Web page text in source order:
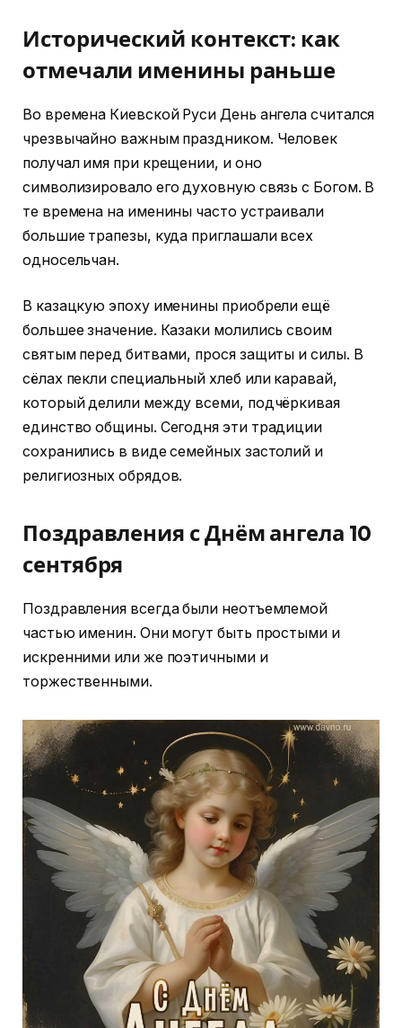
Исторический контекст: как
отмечали именины раньше
Во времена Киевской Руси День ангела считался
чрезвычайно важным праздником. Человек
получал имя при крещении, и оно
символизировало его духовную связь с Богом. В
те времена на именины часто устраивали
большие трапезы, куда приглашали всех
односельчан.
В казацкую эпоху именины приобрели ещё
большее значение. Казаки молились своим
святым перед битвами, прося защиты и силы. В
сёлах пекли специальный хлеб или каравай,
который делили между всеми, подчёркивая
единство общины. Сегодня эти традиции
сохранились в виде семейных застолий и
религиозных обрядов.
Поздравления с Днём ангела 10
сентября
Поздравления всегда были неотъемлемой
частью именин. Они могут быть простыми и
искренними или же поэтичными и
торжественными.